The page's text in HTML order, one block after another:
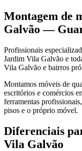
Montagem de
Galvão —
Profissionais
Jardim Vila Galvão e
Vila Galvão e bairros
Montamos móveis de
escritórios e comércios
ferramentas
pisos e o próprio móvel.
Diferenciais
Vila Galvão